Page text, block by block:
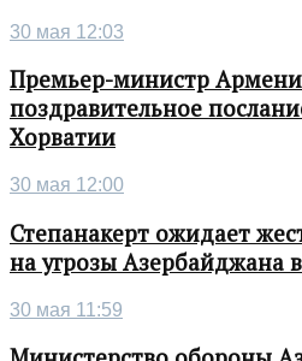
30 мая 12:03
Премьер-министр
поздравительное
Хорватии
30 мая 12:00
Степанакерт ожидает
на угрозы Азербайджана
30 мая 11:59